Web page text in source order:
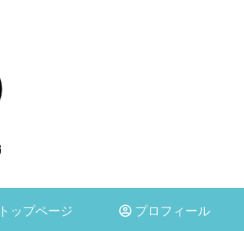
トップページ プロフィール